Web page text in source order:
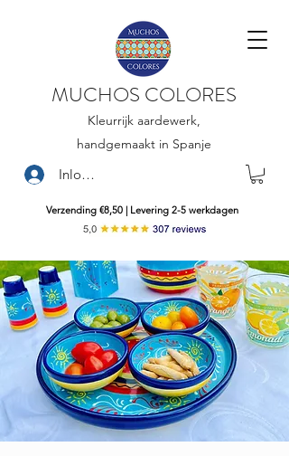
MUCHOS COLORES
Kleurrijk aardewerk,
handgemaakt in Spanje
Verzending €8,50 | Levering 2-5 werkdagen
Inloggen